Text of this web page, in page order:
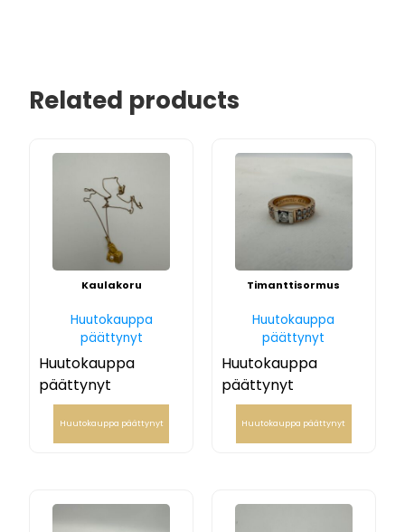
Related products
Kaulakoru
Huutokauppa
päättynyt
Huutokauppa
päättynyt
Huutokauppa päättynyt
Timanttisormus
Huutokauppa
päättynyt
Huutokauppa
päättynyt
Huutokauppa päättynyt